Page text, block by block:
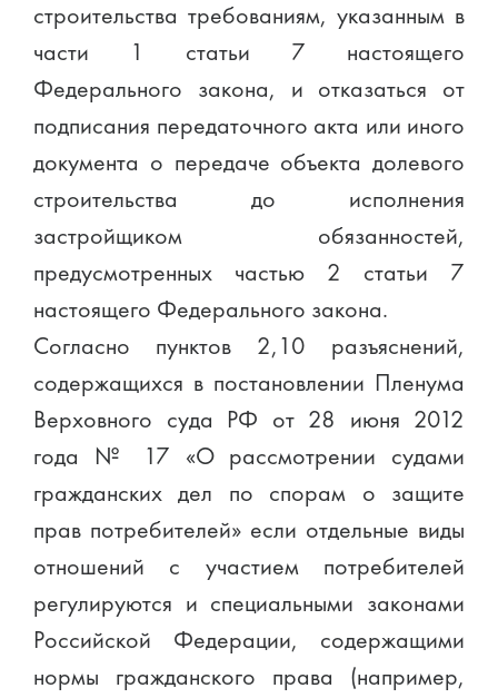
строительства требованиям, указанным в
части 1 статьи 7 настоящего
Федерального закона, и отказаться от
подписания передаточного акта или иного
документа о передаче объекта долевого
строительства до исполнения
застройщиком обязанностей,
предусмотренных частью 2 статьи 7
настоящего Федерального закона.
Согласно пунктов 2,10 разъяснений,
содержащихся в постановлении Пленума
Верховного суда РФ от 28 июня 2012
года № 17 «О рассмотрении судами
гражданских дел по спорам о защите
прав потребителей» если отдельные виды
отношений с участием потребителей
регулируются и специальными законами
Российской Федерации, содержащими
нормы гражданского права (например,